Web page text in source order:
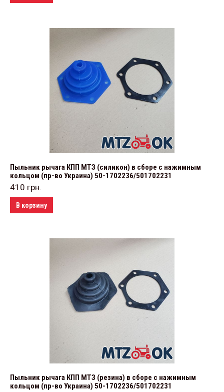
Пыльник рычага КПП МТЗ (силикон) в сборе с нажимным
кольцом (пр-во Украина) 50-1702236/501702231
410 грн.
В корзину
Пыльник рычага КПП МТЗ (резина) в сборе с нажимным
кольцом (пр-во Украина) 50-1702236/501702231